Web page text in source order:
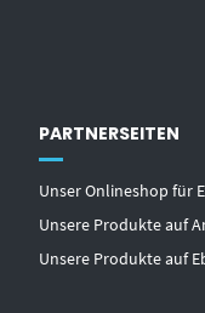
PARTNERSEITEN
Unser Onlineshop für
Unsere Produkte auf
Unsere Produkte auf